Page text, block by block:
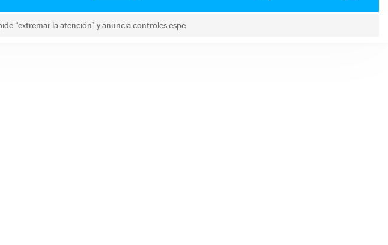
“extremar la atención” y anuncia controles espe